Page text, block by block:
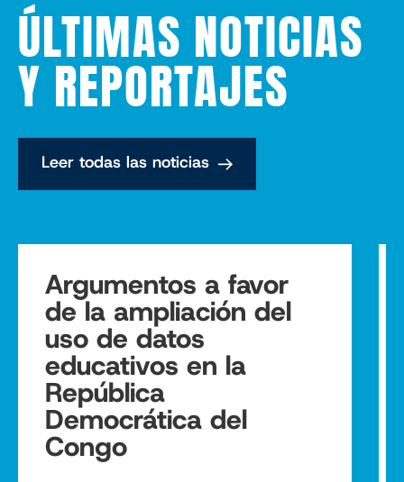
ÚLTIMAS NOTICIAS
Y REPORTAJES
Leer todas las noticias
Argumentos a favor
de la ampliación del
uso de datos
educativos en la
República
Democrática del
Congo